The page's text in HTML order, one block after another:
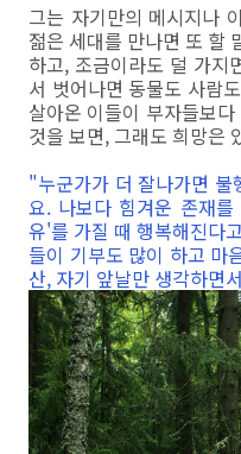
그는 자기만의 메시지나
젊은 세대를 만나면 또 할
하고, 조금이라도 덜 가지
서 벗어나면 동물도 사람
살아온 이들이 부자들보
것을 보면, 그래도 희망은
"누군가가 더 잘나가면 불
요. 나보다 힘겨운 존재
유'를 가질 때 행복해진다
들이 기부도 많이 하고 마
산, 자기 앞날만 생각하면